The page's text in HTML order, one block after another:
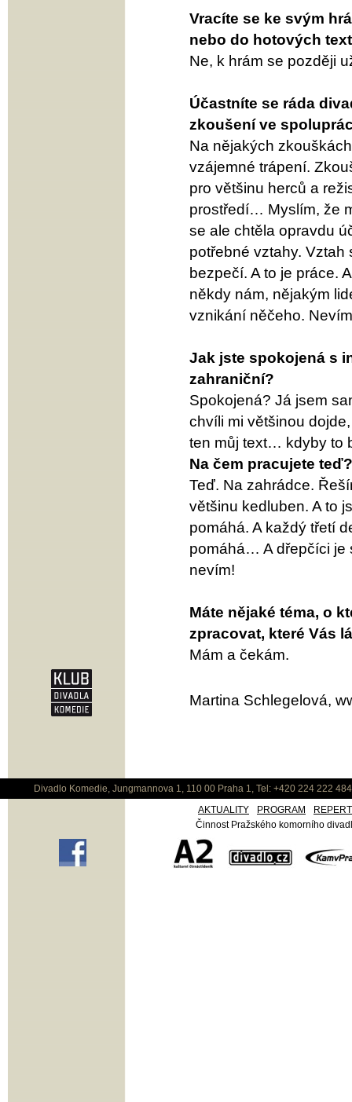
Vracíte se ke svým
nebo do hotových
Ne, k hrám se později
Účastníte se ráda
zkoušení ve
Na nějakých
vzájemné trápení.
pro většinu herců a
prostředí… Myslím, že
se ale chtěla opravdu
potřebné vztahy. Vztah
bezpečí. A to je práce.
někdy nám, nějakým
vznikání něčeho.
Jak jste spokojená s
zahraniční?
Spokojená? Já jsem
chvíli mi většinou
ten můj text… kdyby to
Na čem pracujete teď?
Teď. Na zahrádce.
většinu kedluben. A to
pomáhá. A každý třetí
pomáhá… A dřepčíci je
nevím!
Máte nějaké téma, o
zpracovat, které Vás
Mám a čekám.
Martina Schlegelová,
Divadlo Komedie, Jungmannova 1, 110 00 Praha 1, Tel: +420 224 222
AKTUALITY
PROGRAM
Činnost Pražského komorního